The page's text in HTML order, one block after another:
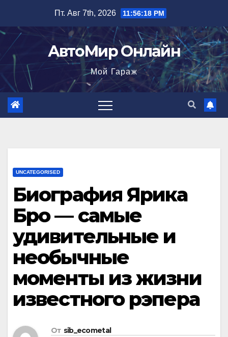
содержимому
Пт. Авг 7th, 2026 11:56:19 PM
АвтоМир Онлайн
Мой Гараж
UNCATEGORISED
Биография Ярика
Бро — самые
удивительные и
необычные
моменты из жизни
известного рэпера
От sib_ecometal